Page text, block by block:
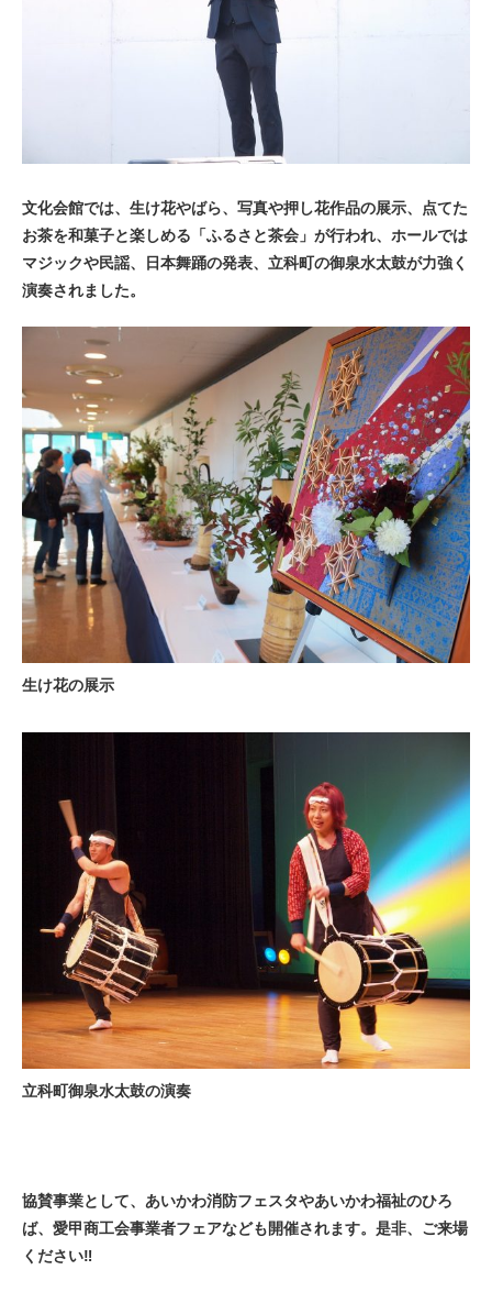
文化会館では、生け花やばら、写真や押し花作品の展示、点てた
お茶を和菓子と楽しめる「ふるさと茶会」が行われ、ホールでは
マジックや民謡、日本舞踊の発表、立科町の御泉水太鼓が力強く
演奏されました。
生け花の展示
立科町御泉水太鼓の演奏
協賛事業として、あいかわ消防フェスタやあいかわ福祉のひろ
ば、愛甲商工会事業者フェアなども開催されます。是非、ご来場
ください‼